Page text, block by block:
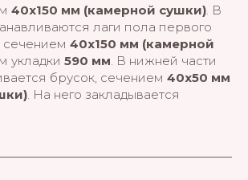
40х150 мм (камерной сушки). В
лаги пола первого
сечением 40х150 мм (камерной
укладки 590 мм. В нижней части
брусок, сечением 40х50 мм
. На него закладывается